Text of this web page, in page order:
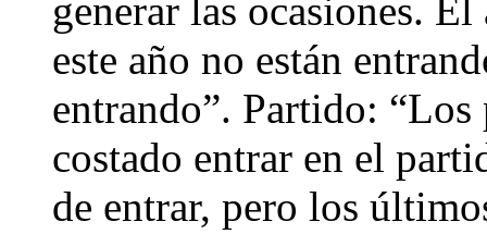
generar las ocasiones.
este año no están
entrando”. Partido:
costado entrar en el
de entrar, pero los